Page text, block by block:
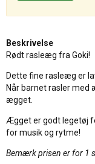
Beskrivelse
Rødt rasleæg fra Goki!
Dette fine rasleæg er
Når barnet rasler med
ægget.
Ægget er godt legetøj
for musik og rytme!
Bemærk prisen er for 1